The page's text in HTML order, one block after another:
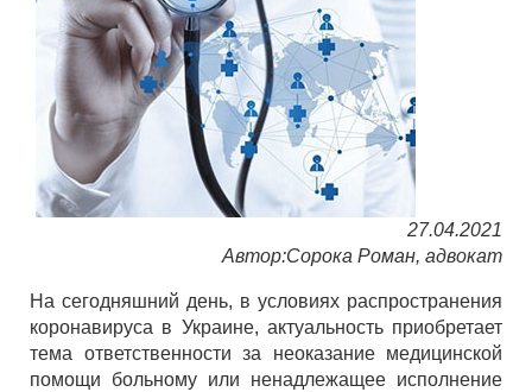
27.04.2021
Автор:Сорока Роман, адвокат
На сегодняшний день, в условиях распространения
коронавируса в Украине, актуальность приобретает
тема ответственности за неоказание медицинской
помощи больному или ненадлежащее исполнение